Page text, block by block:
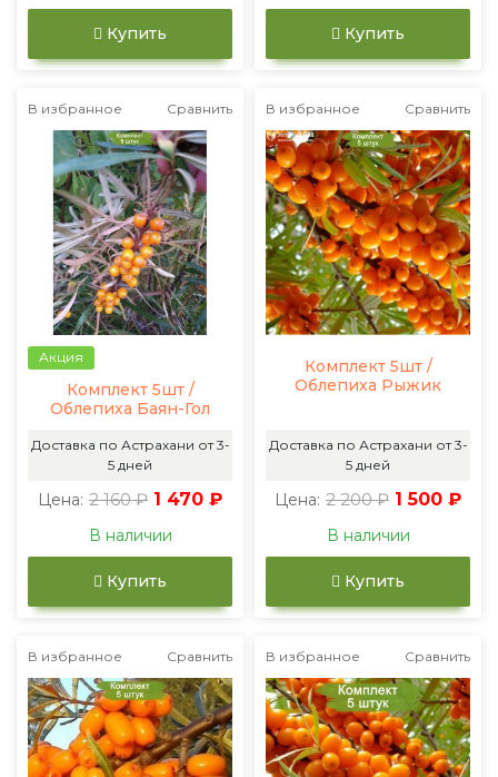
Купить Купить
В избранное Сравнить
Акция
Комплект 5шт /
Облепиха Баян-Гол
Доставка по Астрахани от 3-
5 дней
Цена: 2 160 ₽ 1 470 ₽
В наличии
Купить
В избранное Сравнить
Комплект 5шт /
Облепиха Рыжик
Доставка по Астрахани от 3-
5 дней
Цена: 2 200 ₽ 1 500 ₽
В наличии
Купить
В избранное Сравнить В избранное Сравнить